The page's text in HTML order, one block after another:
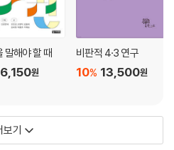
말해야 할 때
원
비판적 4·3 연구
13,500원
10%
보기